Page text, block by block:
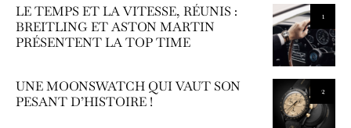
1
LE TEMPS ET LA VITESSE, RÉUNIS :
BREITLING ET ASTON MARTIN
PRÉSENTENT LA TOP TIME
2
UNE MOONSWATCH QUI VAUT SON
PESANT D’HISTOIRE !